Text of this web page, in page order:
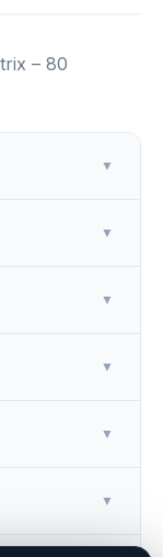
– 80
▼
▼
▼
▼
▼
▼